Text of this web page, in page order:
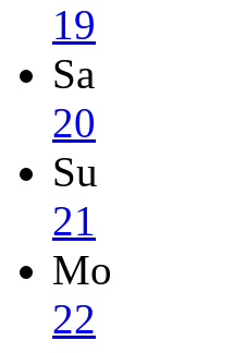
19
Sa
20
Su
21
Mo
22